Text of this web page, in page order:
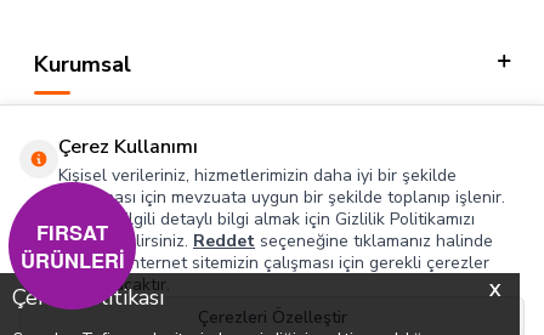
X
Çerez Politikası
Kurumsal
Hızlı Erişim
Sosyal
Adres & İletişim
Çerez Kullanımı
Kişisel verileriniz, hizmetlerimizin daha iyi bir şekilde
sunulması için mevzuata uygun bir şekilde toplanıp işlenir.
Konuyla ilgili detaylı bilgi almak için Gizlilik Politikamızı
inceleyebilirsiniz. Reddet seçeneğine tıklamanız halinde
yalnızca internet sitemizin çalışması için gerekli çerezler
kullanılacaktır.
Çerezleri Özelleştir
FIRSAT
ÜRÜNLERİ